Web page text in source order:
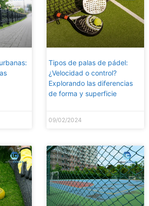
Tipos de palas de pádel:
¿Velocidad o control?
Explorando las diferencias
de forma y superficie
09/02/2024